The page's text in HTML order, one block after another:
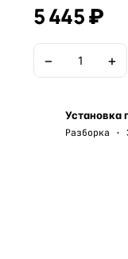
5 445 ₽
− +
Установка
Разборка ·